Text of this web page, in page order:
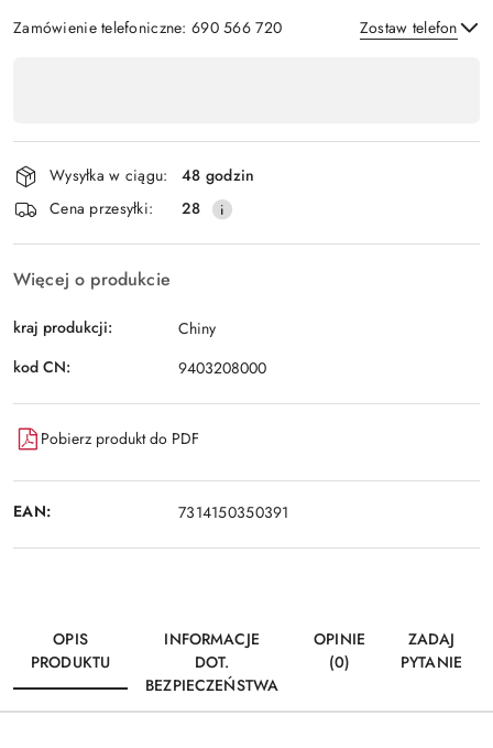
Zamówienie telefoniczne: 690 566 720 Zostaw telefon
płatność
i
dostawa
Wysyłka w ciągu:
48 godzin
Cena przesyłki:
28
Więcej o produkcie
kraj produkcji:
Chiny
kod CN:
9403208000
Pobierz produkt do PDF
EAN: 7314150350391
OPIS
PRODUKTU
INFORMACJE
DOT.
BEZPIECZEŃSTWA
OPINIE
(0)
ZADAJ
PYTANIE